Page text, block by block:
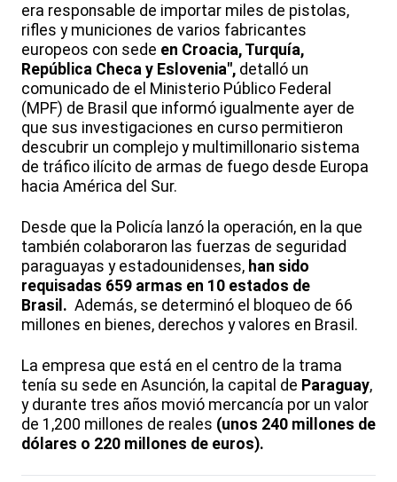
era responsable de importar miles de pistolas,
rifles y municiones de varios fabricantes
europeos con sede en Croacia, Turquía,
República Checa y Eslovenia", detalló un
comunicado de el Ministerio Público Federal
(MPF) de Brasil que informó igualmente ayer de
que sus investigaciones en curso permitieron
descubrir un complejo y multimillonario sistema
de tráfico ilícito de armas de fuego desde Europa
hacia América del Sur.
Desde que la Policía lanzó la operación, en la que
también colaboraron las fuerzas de seguridad
paraguayas y estadounidenses, han sido
requisadas 659 armas en 10 estados de
Brasil. Además, se determinó el bloqueo de 66
millones en bienes, derechos y valores en Brasil.
La empresa que está en el centro de la trama
tenía su sede en Asunción, la capital de Paraguay,
y durante tres años movió mercancía por un valor
de 1,200 millones de reales (unos 240 millones de
dólares o 220 millones de euros).